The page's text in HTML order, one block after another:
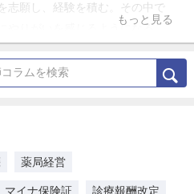
志願し、経験を積む。その中で
やりがいを感じるようになる。
。 「薬局のアンテナ」の名称で
アカウントを運営中。薬局に関
もっと見る
薬局経営
マイナ保険証 診療報酬改定